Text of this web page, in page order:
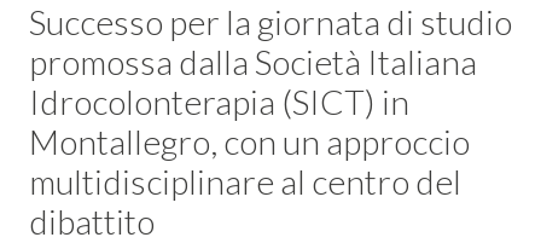
Successo per la giornata di studio
promossa dalla Società Italiana
Idrocolonterapia (SICT) in
Montallegro, con un approccio
multidisciplinare al centro del
dibattito